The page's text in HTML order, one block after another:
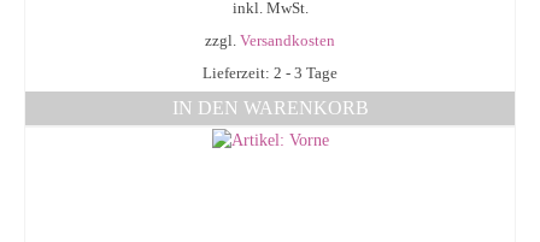
inkl. MwSt.
zzgl. Versandkosten
Lieferzeit: 2 - 3 Tage
IN DEN WARENKORB